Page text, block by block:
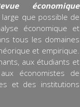
économique
que possible de
économique et
tous les domaines
et empirique.
aux étudiants et
économistes de
et des institutions